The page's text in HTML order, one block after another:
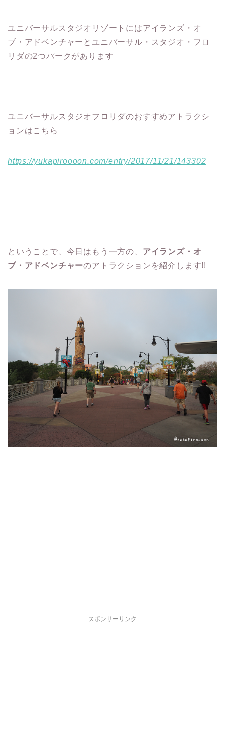
ユニバーサルスタジオリゾートにはアイランズ・オ
ブ・アドベンチャーとユニバーサル・スタジオ・フロ
リダの2つパークがあります
ユニバーサルスタジオフロリダのおすすめアトラクシ
ョンはこちら
https://yukapiroooon.com/entry/2017/11/21/143302
ということで、今日はもう一方の、 アイランズ・オ
ブ・アドベンチャーのアトラクションを紹介します!!
スポンサーリンク